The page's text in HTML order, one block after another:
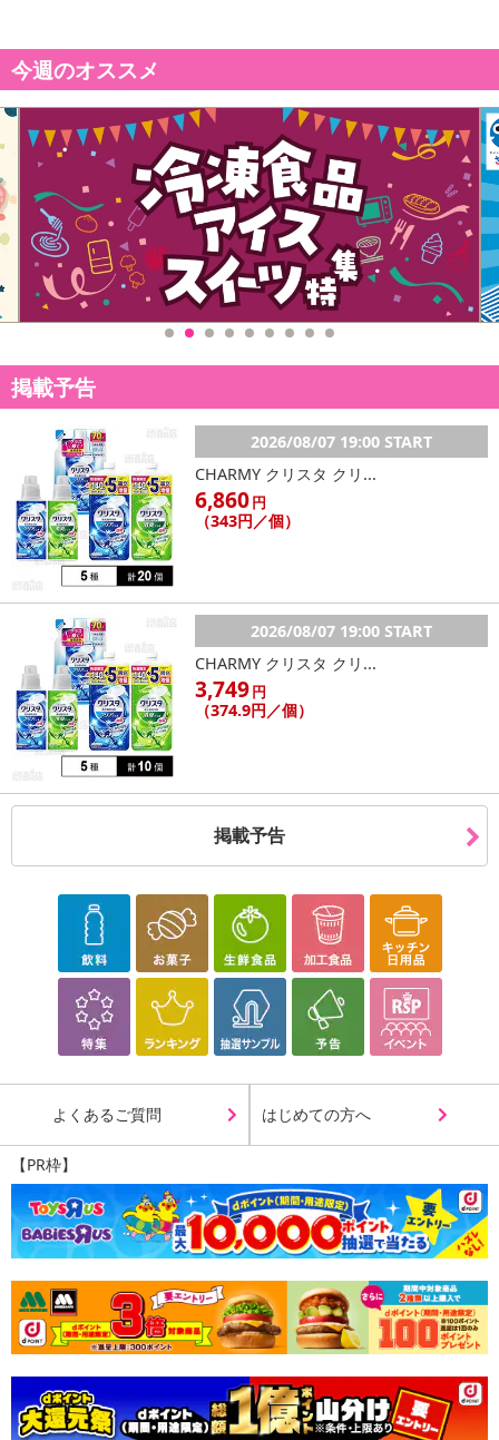
今週のオススメ
掲載予告
2026/08/07 19:00 START
CHARMY クリスタ クリ...
6,860円
（343円／個）
2026/08/07 19:00 START
CHARMY クリスタ クリ...
3,749円
（374.9円／個）
掲載予告
よくあるご質問 はじめての方へ
【PR枠】